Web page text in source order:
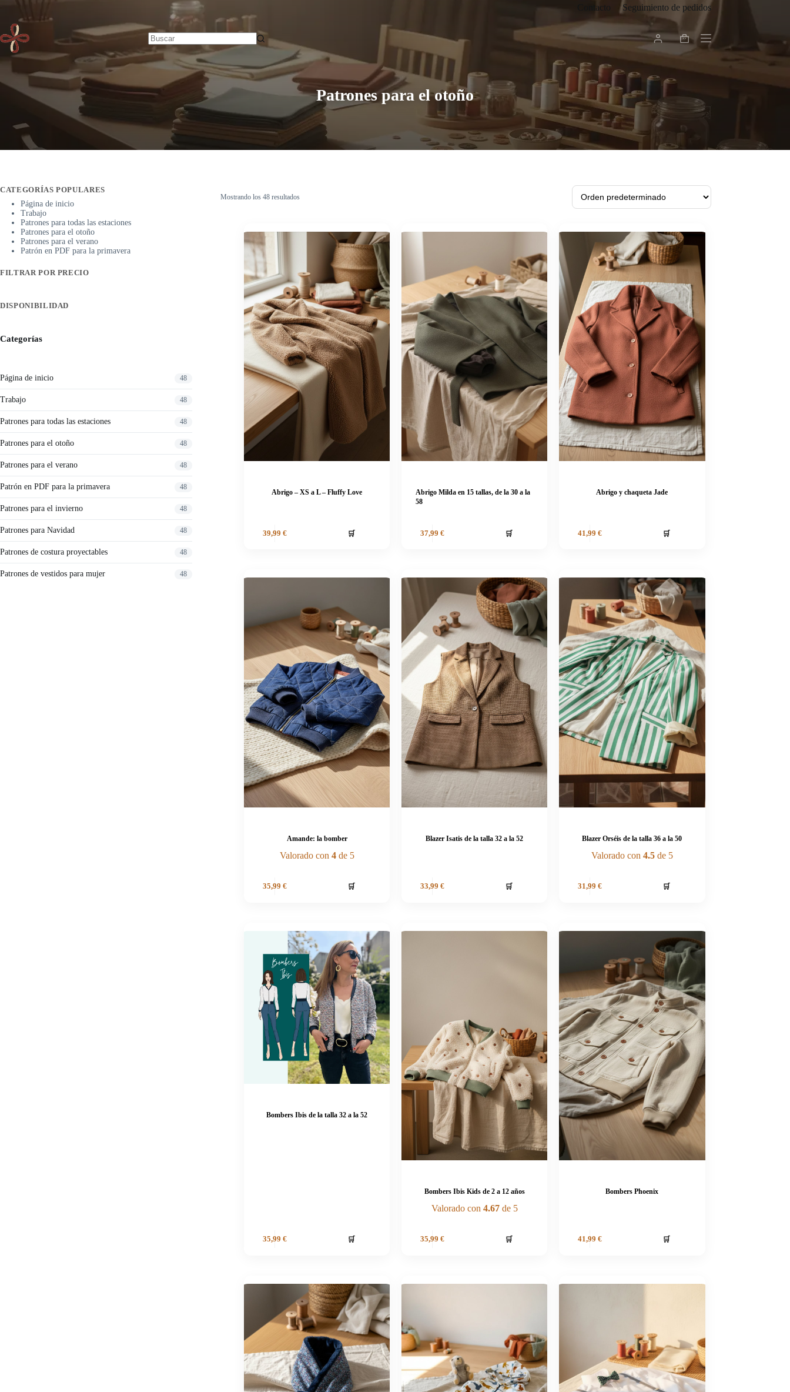
contenido
Contacto Seguimiento de pedidos
Sin
resultados
Carro
de
Patrones para el otoño
Mostrando los 48 resultados
Abrigo – XS a L – Fluffy Love
39,99 € 🛒
Abrigo Milda en 15 tallas, de la 30 a la
58
37,99 € 🛒
Abrigo y chaqueta Jade
41,99 € 🛒
Amande: la bomber
Valorado con 4de 5
35,99 € 🛒
Blazer Isatis de la talla 32 a la 52
33,99 € 🛒
Blazer Orséis de la talla 36 a la 50
Valorado con 4.5de 5
31,99 € 🛒
Bombers Ibis de la talla 32 a la 52
35,99 € 🛒
Bombers Ibis Kids de 2 a 12 años
Valorado con 4.67de 5
35,99 € 🛒
Bombers Phoenix
41,99 € 🛒
CATEGORÍAS POPULARES
Página de inicio
Trabajo
Patrones para todas las estaciones
Patrones para el otoño
Patrones para el verano
Patrón en PDF para la primavera
FILTRAR POR PRECIO
DISPONIBILIDAD
Categorías
Página de inicio 48
Trabajo 48
Patrones para todas las estaciones 48
Patrones para el otoño 48
Patrones para el verano 48
Patrón en PDF para la primavera 48
Patrones para el invierno 48
Patrones para Navidad 48
Patrones de costura proyectables 48
Patrones de vestidos para mujer 48